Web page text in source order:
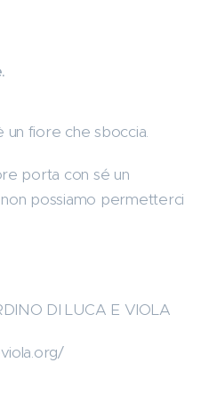
un fiore che sboccia.
porta con sé un
possiamo permetterci
DI LUCA E VIOLA